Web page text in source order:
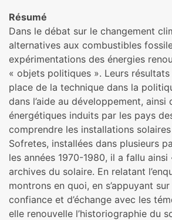
Résumé
Dans le débat sur le changement
alternatives aux combustibles
expérimentations des énergies
« objets politiques ». Leurs
place de la technique dans la
dans l’aide au développement, ainsi
énergétiques induits par les pays
comprendre les installations solaires
Sofretes, installées dans plusieurs
les années 1970-1980, il a fallu
archives du solaire. En relatant
montrons en quoi, en s’appuyant
confiance et d’échange avec les
elle renouvelle l’historiographie du